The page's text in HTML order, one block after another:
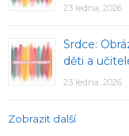
23 ledna, 2026
Srdce:
děti a
23 ledna, 2026
Zobrazit další